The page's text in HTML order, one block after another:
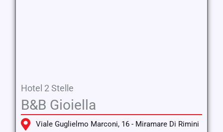
Hotel 2 Stelle
B&B Gioiella
Viale Guglielmo Marconi, 16 - Miramare Di Rimini